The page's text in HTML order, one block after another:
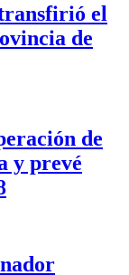
el
de
de
y prevé